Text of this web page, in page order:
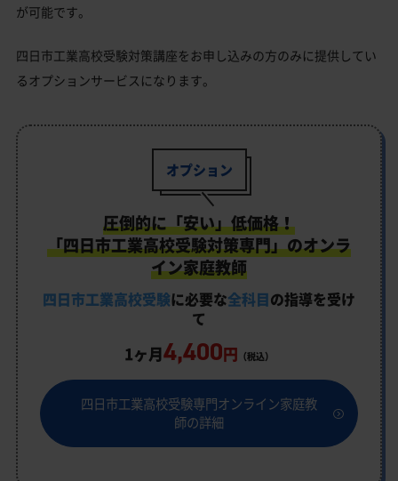
が可能です。
四日市工業高校受験対策講座をお申し込みの方のみに提供してい
るオプションサービスになります。
オプション
圧倒的に「安い」低価格！
「四日市工業高校受験対策専門」のオンラ
イン家庭教師
四日市工業高校受験に必要な全科目の指導を受け
て
1ヶ月4,400円 （税込）
四日市工業高校受験専門オンライン家庭教
師の詳細